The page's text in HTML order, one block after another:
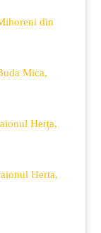
din
Mica,
Herța,
Herta,